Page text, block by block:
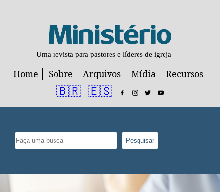
Uma revista para pastores e líderes de igreja
Home Sobre Arquivos Mídia Recursos
🇧🇷 🇪🇸
Pesquisar